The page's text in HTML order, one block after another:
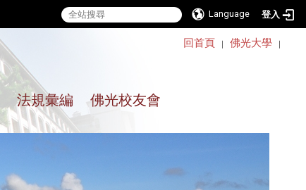
Language 登入
回首頁 ｜ 佛光大學 ｜
法規彙編 佛光校友會